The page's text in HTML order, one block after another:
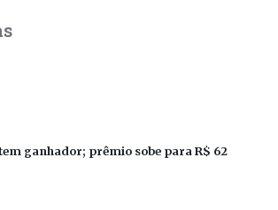
ganhador; prêmio sobe para R$ 62